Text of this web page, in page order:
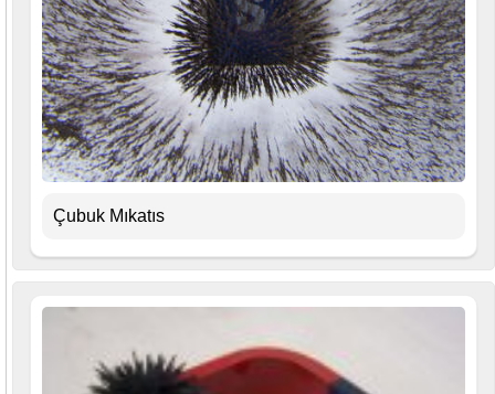
Çubuk Mıkatıs